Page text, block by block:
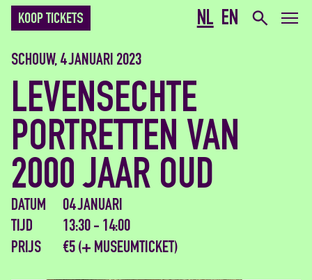
NL EN
KOOP TICKETS
SCHOUW, 4 JANUARI 2023
LEVENSECHTE
PORTRETTEN VAN
2000 JAAR OUD
DATUM
04 JANUARI
TIJD
13:30 - 14:00
PRIJS
€5 (+ MUSEUMTICKET)